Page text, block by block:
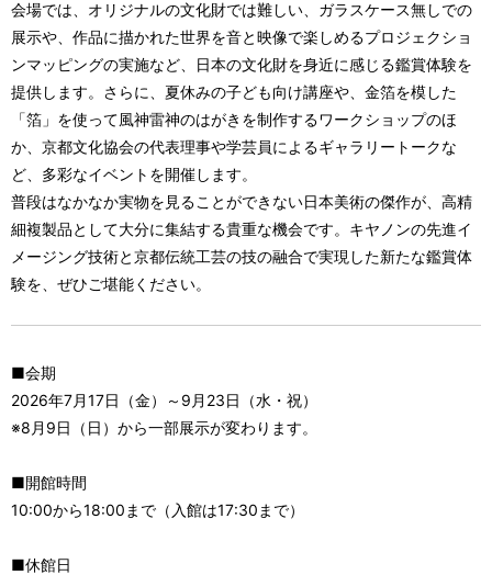
会場では、オリジナルの文化財では難しい、ガラスケース無しでの
展示や、作品に描かれた世界を音と映像で楽しめるプロジェクショ
ンマッピングの実施など、日本の文化財を身近に感じる鑑賞体験を
提供します。さらに、夏休みの子ども向け講座や、金箔を模した
「箔」を使って風神雷神のはがきを制作するワークショップのほ
か、京都文化協会の代表理事や学芸員によるギャラリートークな
ど、多彩なイベントを開催します。
普段はなかなか実物を見ることができない日本美術の傑作が、高精
細複製品として大分に集結する貴重な機会です。キヤノンの先進イ
メージング技術と京都伝統工芸の技の融合で実現した新たな鑑賞体
験を、ぜひご堪能ください。
■会期
2026年7月17日（金）～9月23日（水・祝）
※8月9日（日）から一部展示が変わります。
■開館時間
10:00から18:00まで（入館は17:30まで）
■休館日